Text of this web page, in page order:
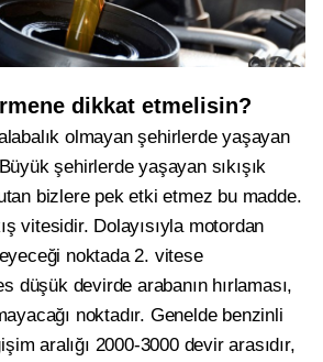
dikkat etmelisin?
olmayan şehirlerde yaşayan
şehirlerde yaşayan sıkışık
bizlere pek etki etmez bu madde.
vitesidir. Dolayısıyla motordan
noktada 2. vitese
düşük devirde arabanın hırlaması,
noktadır. Genelde benzinli
aralığı 2000-3000 devir arasıdır,